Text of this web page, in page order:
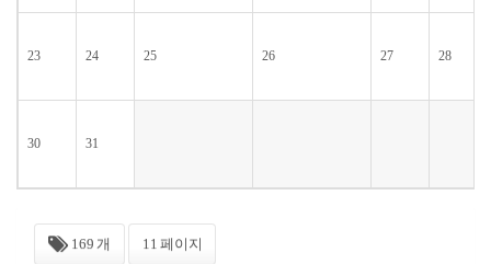
23 24 25 26 27 28
30 31
169 개 11 페이지